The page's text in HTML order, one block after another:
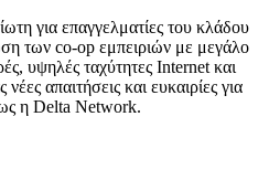
για επαγγελματίες του κλάδου
των co-op εμπειριών με μεγάλο
υψηλές ταχύτητες Internet και
απαιτήσεις και ευκαιρίες για
η Delta Network.